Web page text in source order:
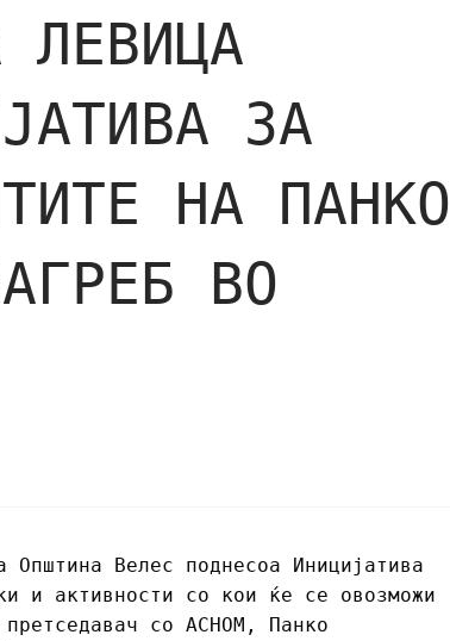
ЛЕВИЦА
ЗА
НА ПАНКО
ВО
Велес поднесоа Иницијатива
и активности со кои ќе се овозможи
со АСНОМ, Панко